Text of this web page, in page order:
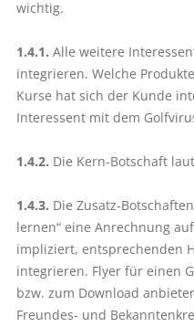
wichtig.
1.4.1. Alle weitere
integrieren. Welche
Kurse hat sich der Kunde
Interessent mit dem
1.4.2. Die Kern-Botschaft
1.4.3. Die Zusatz-
lernen“ eine Anrechnung
impliziert, entsprechenden
integrieren. Flyer für einen
bzw. zum Download
Freundes- und